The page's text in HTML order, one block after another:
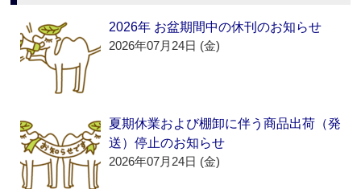
2026年 お盆期間中の休刊のお知らせ
2026年07月24日 (金)
夏期休業および棚卸に伴う商品出荷（発
送）停止のお知らせ
2026年07月24日 (金)